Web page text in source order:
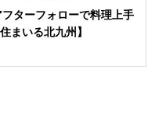
ターフォローで料理上手
まいる北九州】